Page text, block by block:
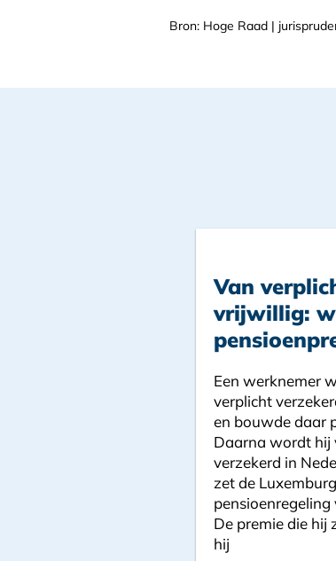
Bron: Hoge Raad |
Van
vrijwillig:
Een werknemer
verplicht
en bouwde daar
Daarna wordt hij
verzekerd in
zet de
De premie die hij
hij